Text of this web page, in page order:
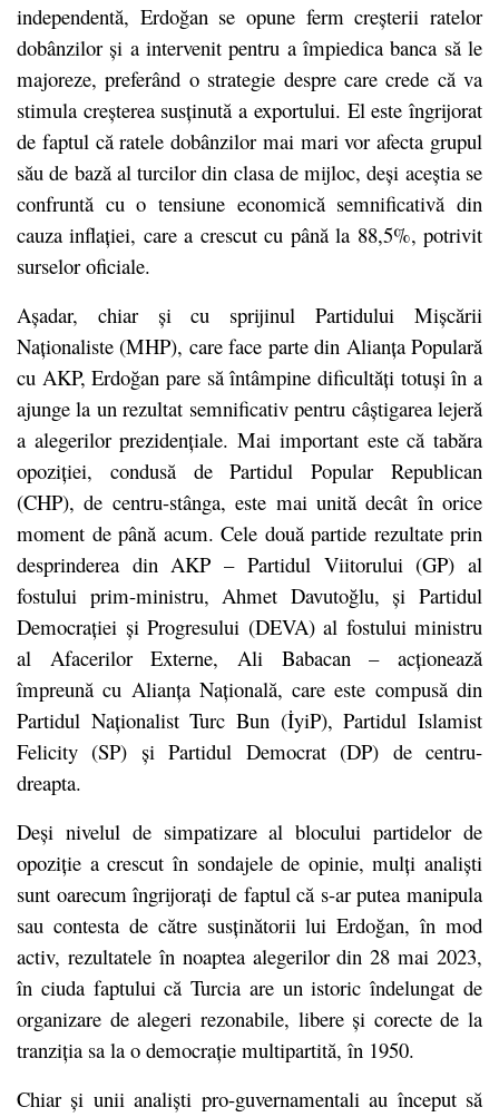
independentă, Erdoğan se opune ferm creșterii ratelor
dobânzilor și a intervenit pentru a împiedica banca să le
majoreze, preferând o strategie despre care crede că va
stimula creșterea susținută a exportului. El este îngrijorat
de faptul că ratele dobânzilor mai mari vor afecta grupul
său de bază al turcilor din clasa de mijloc, deși aceștia se
confruntă cu o tensiune economică semnificativă din
cauza inflației, care a crescut cu până la 88,5%, potrivit
surselor oficiale.
Așadar, chiar și cu sprijinul Partidului Mișcării
Naționaliste (MHP), care face parte din Alianța Populară
cu AKP, Erdoğan pare să întâmpine dificultăți totuși în a
ajunge la un rezultat semnificativ pentru câștigarea lejeră
a alegerilor prezidențiale. Mai important este că tabăra
opoziției, condusă de Partidul Popular Republican
(CHP), de centru-stânga, este mai unită decât în orice
moment de până acum. Cele două partide rezultate prin
desprinderea din AKP – Partidul Viitorului (GP) al
fostului prim-ministru, Ahmet Davutoğlu, și Partidul
Democrației și Progresului (DEVA) al fostului ministru
al Afacerilor Externe, Ali Babacan – acționează
împreună cu Alianța Națională, care este compusă din
Partidul Naționalist Turc Bun (İyiP), Partidul Islamist
Felicity (SP) și Partidul Democrat (DP) de centru-
dreapta.
Deși nivelul de simpatizare al blocului partidelor de
opoziție a crescut în sondajele de opinie, mulți analiști
sunt oarecum îngrijorați de faptul că s-ar putea manipula
sau contesta de către susținătorii lui Erdoğan, în mod
activ, rezultatele în noaptea alegerilor din 28 mai 2023,
în ciuda faptului că Turcia are un istoric îndelungat de
organizare de alegeri rezonabile, libere și corecte de la
tranziția sa la o democrație multipartită, în 1950.
Chiar și unii analiști pro-guvernamentali au început să